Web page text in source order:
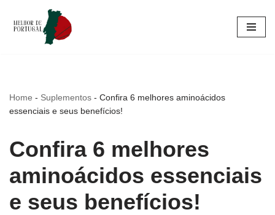
Skip
Home - Suplementos - Confira 6 melhores aminoácidos
essenciais e seus benefícios!
Confira 6 melhores
aminoácidos essenciais
e seus benefícios!